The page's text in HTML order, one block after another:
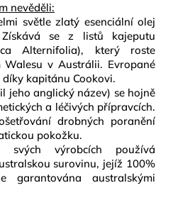
nevěděli:
světle zlatý esenciální olej
se z listů kajeputu
Alternifolia), který roste
Walesu v Austrálii. Evropané
kapitánu Cookovi.
jeho anglický název) se hojně
a léčivých přípravcích.
drobných poranění
pokožku.
výrobcích používá
surovinu, jejíž 100%
garantována australskými